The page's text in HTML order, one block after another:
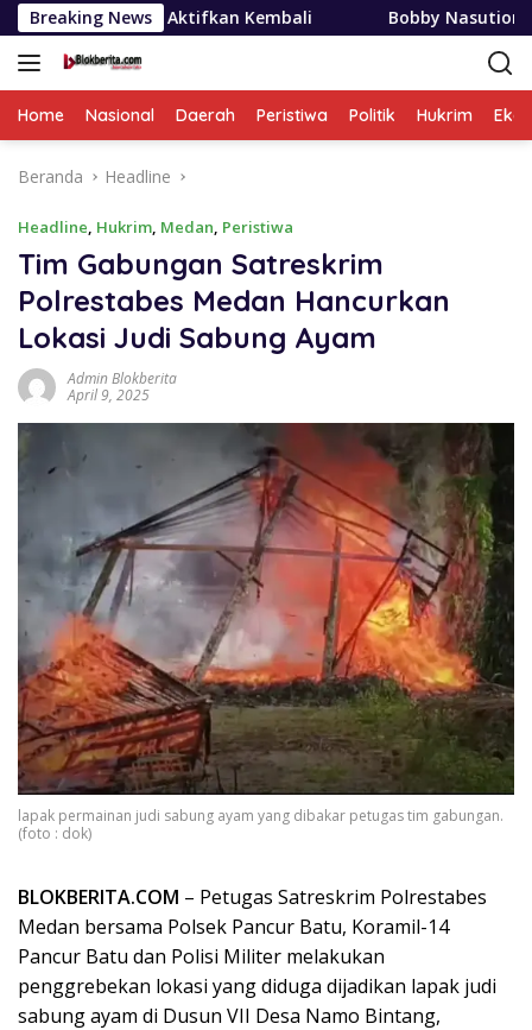
Langsung
ke
konten
Breaking News
Kembali Bobby Nasution Siapkan Beasiswa
Home Nasional Daerah Peristiwa Politik Hukrim
Beranda Headline
Headline, Hukrim, Medan, Peristiwa
Tim Gabungan Satreskrim
Polrestabes Medan Hancurkan
Lokasi Judi Sabung Ayam
Admin Blokberita
April 9, 2025
lapak permainan judi sabung ayam yang dibakar petugas tim gabungan.
(foto : dok)
BLOKBERITA.COM – Petugas Satreskrim Polrestabes
Medan bersama Polsek Pancur Batu, Koramil-14
Pancur Batu dan Polisi Militer melakukan
penggrebekan lokasi yang diduga dijadikan lapak judi
sabung ayam di Dusun VII Desa Namo Bintang,